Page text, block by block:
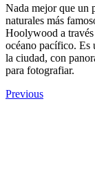
Nada mejor que un
naturales más
Hoolywood a través
océano pacífico. Es
la ciudad, con
para fotografiar.
Previous